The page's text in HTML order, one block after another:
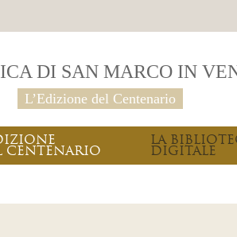
DI SAN MARCO IN
L’Edizione del Centenario
CENTENARIO
LA
DIGITALE